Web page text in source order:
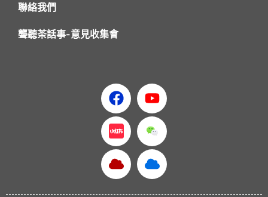
聯絡我們
聾聽茶話事-意見收集會